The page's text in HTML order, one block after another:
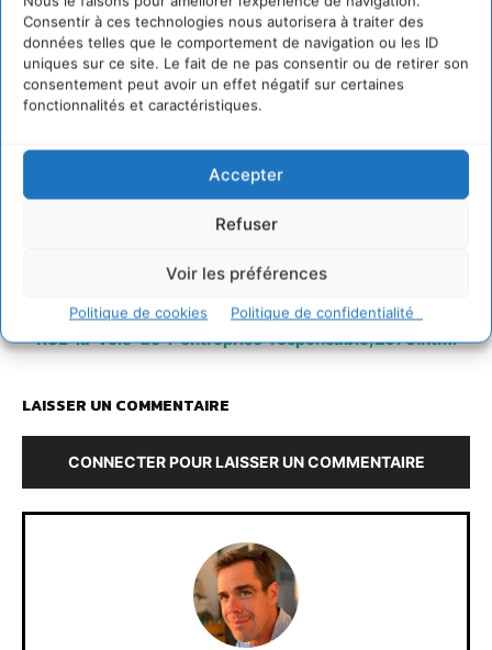
Consentir à ces technologies nous autorisera à traiter des
données telles que le comportement de navigation ou les ID
uniques sur ce site. Le fait de ne pas consentir ou de retirer son
consentement peut avoir un effet négatif sur certaines
fonctionnalités et caractéristiques.
Accepter
Refuser
Voir les préférences
Politique de cookies Politique de confidentialité
https://www.cdurable.info/World-Forum-Lille-2010-
RSE-la-voie-de-l-entreprise-responsable,2673.html
LAISSER UN COMMENTAIRE
CONNECTER POUR LAISSER UN COMMENTAIRE